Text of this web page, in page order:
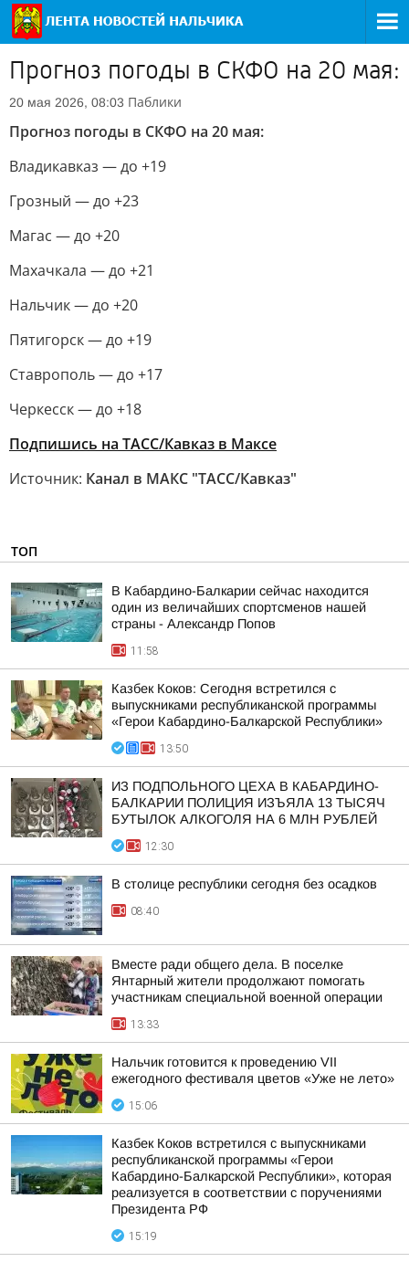
Прогноз погоды в СКФО на 20 мая:
20 мая 2026, 08:03 Паблики
Прогноз погоды в СКФО на 20 мая:
Владикавказ — до +19
Грозный — до +23
Магас — до +20
Махачкала — до +21
Нальчик — до +20
Пятигорск — до +19
Ставрополь — до +17
Черкесск — до +18
Подпишись на ТАСС/Кавказ в Максе
Источник: Канал в МАКС "ТАСС/Кавказ"
ТОП
В Кабардино-Балкарии сейчас находится
один из величайших спортсменов нашей
страны - Александр Попов
11:58
Казбек Коков: Сегодня встретился с
выпускниками республиканской программы
«Герои Кабардино-Балкарской Республики»
13:50
ИЗ ПОДПОЛЬНОГО ЦЕХА В КАБАРДИНО-
БАЛКАРИИ ПОЛИЦИЯ ИЗЪЯЛА 13 ТЫСЯЧ
БУТЫЛОК АЛКОГОЛЯ НА 6 МЛН РУБЛЕЙ
12:30
В столице республики сегодня без осадков
08:40
Вместе ради общего дела. В поселке
Янтарный жители продолжают помогать
участникам специальной военной операции
13:33
Нальчик готовится к проведению VII
ежегодного фестиваля цветов «Уже не лето»
15:06
Казбек Коков встретился с выпускниками
республиканской программы «Герои
Кабардино-Балкарской Республики», которая
реализуется в соответствии с поручениями
Президента РФ
15:19